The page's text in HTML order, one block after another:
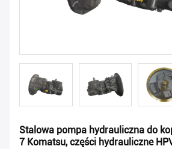
Stalowa pompa hydrauliczna do
7 Komatsu, części hydrauliczne